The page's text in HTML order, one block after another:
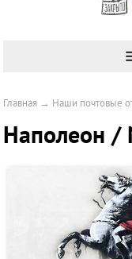
Главная → Наши почтовые
Наполеон /